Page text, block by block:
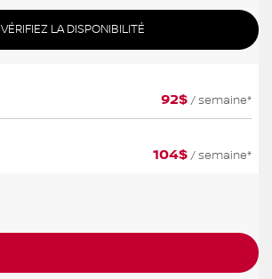
VÉRIFIEZ LA DISPONIBILITÉ
92$ / semaine*
104$ / semaine*